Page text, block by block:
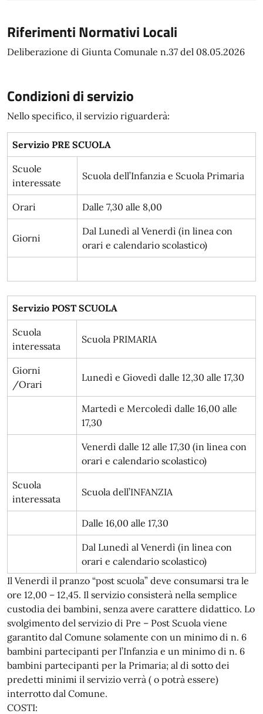
Riferimenti Normativi Locali
Deliberazione di Giunta Comunale n.37 del 08.05.2026
Condizioni di servizio
Nello specifico, il servizio riguarderà:
Servizio PRE SCUOLA
Scuole
interessate
Scuola dell’Infanzia e Scuola Primaria
Orari Dalle 7,30 alle 8,00
Giorni
Dal Lunedì al Venerdì (in linea con
orari e calendario scolastico)
Servizio POST SCUOLA
Scuola
interessata
Scuola PRIMARIA
Giorni
/Orari
Lunedì e Giovedì dalle 12,30 alle 17,30
Martedì e Mercoledì dalle 16,00 alle
17,30
Venerdì dalle 12 alle 17,30 (in linea con
orari e calendario scolastico)
Scuola
interessata
Scuola dell’INFANZIA
Dalle 16,00 alle 17,30
Dal Lunedì al Venerdì (in linea con
orari e calendario scolastico)
Il Venerdì il pranzo “post scuola” deve consumarsi tra le
ore 12,00 – 12,45. Il servizio consisterà nella semplice
custodia dei bambini, senza avere carattere didattico. Lo
svolgimento del servizio di Pre – Post Scuola viene
garantito dal Comune solamente con un minimo di n. 6
bambini partecipanti per l’Infanzia e un minimo di n. 6
bambini partecipanti per la Primaria; al di sotto dei
predetti minimi il servizio verrà ( o potrà essere)
interrotto dal Comune.
COSTI: